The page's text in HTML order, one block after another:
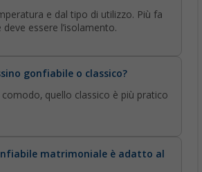
e dal tipo di utilizzo. Più fa
essere l’isolamento.
gonfiabile o classico?
quello classico è più pratico
matrimoniale è adatto al